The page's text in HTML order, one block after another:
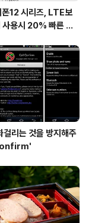
12 시리즈, LTE보
용시 20% 빠른 배
걸리는 것을 방지해주